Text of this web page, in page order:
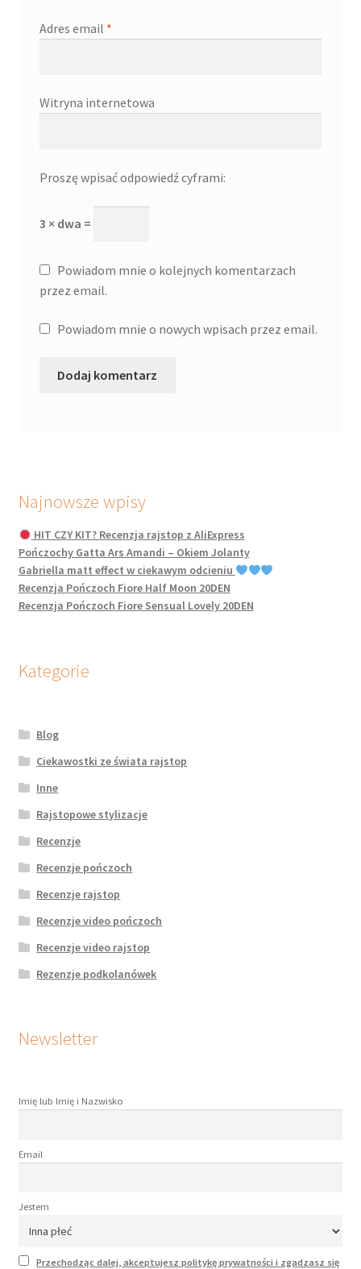
Adres email *
Witryna internetowa
Proszę wpisać odpowiedź cyframi:
3 × dwa =
Powiadom mnie o kolejnych komentarzach
przez email.
Powiadom mnie o nowych wpisach przez email.
Najnowsze wpisy
HIT CZY KIT? Recenzja rajstop z AliExpress
Pończochy Gatta Ars Amandi – Okiem Jolanty
Gabriella matt effect w ciekawym odcieniu
Recenzja Pończoch Fiore Half Moon 20DEN
Recenzja Pończoch Fiore Sensual Lovely 20DEN
Kategorie
Blog
Ciekawostki ze świata rajstop
Inne
Rajstopowe stylizacje
Recenzje
Recenzje pończoch
Recenzje rajstop
Recenzje video pończoch
Recenzje video rajstop
Rezenzje podkolanówek
Newsletter
Imię lub Imię i Nazwisko
Email
Jestem
Przechodząc dalej, akceptujesz politykę prywatności i zgadzasz się